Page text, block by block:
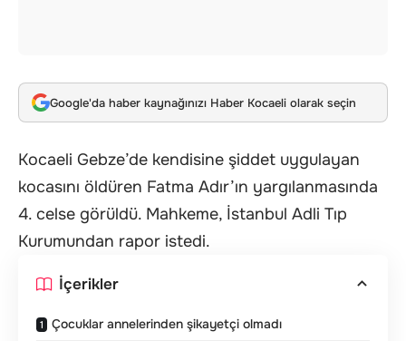
Google'da haber kaynağınızı Haber Kocaeli olarak seçin
Kocaeli Gebze’de kendisine şiddet uygulayan
kocasını öldüren Fatma Adır’ın yargılanmasında
4. celse görüldü. Mahkeme, İstanbul Adli Tıp
Kurumundan rapor istedi.
İçerikler
Çocuklar annelerinden şikayetçi olmadı